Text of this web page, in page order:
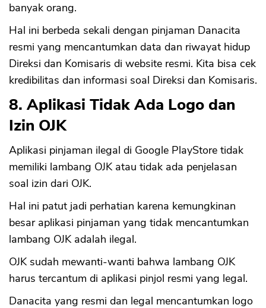
banyak orang.
Hal ini berbeda sekali dengan pinjaman Danacita
resmi yang mencantumkan data dan riwayat hidup
Direksi dan Komisaris di website resmi. Kita bisa cek
kredibilitas dan informasi soal Direksi dan Komisaris.
8. Aplikasi Tidak Ada Logo dan
Izin OJK
Aplikasi pinjaman ilegal di Google PlayStore tidak
memiliki lambang OJK atau tidak ada penjelasan
soal izin dari OJK.
Hal ini patut jadi perhatian karena kemungkinan
besar aplikasi pinjaman yang tidak mencantumkan
lambang OJK adalah ilegal.
OJK sudah mewanti-wanti bahwa lambang OJK
harus tercantum di aplikasi pinjol resmi yang legal.
Danacita yang resmi dan legal mencantumkan logo